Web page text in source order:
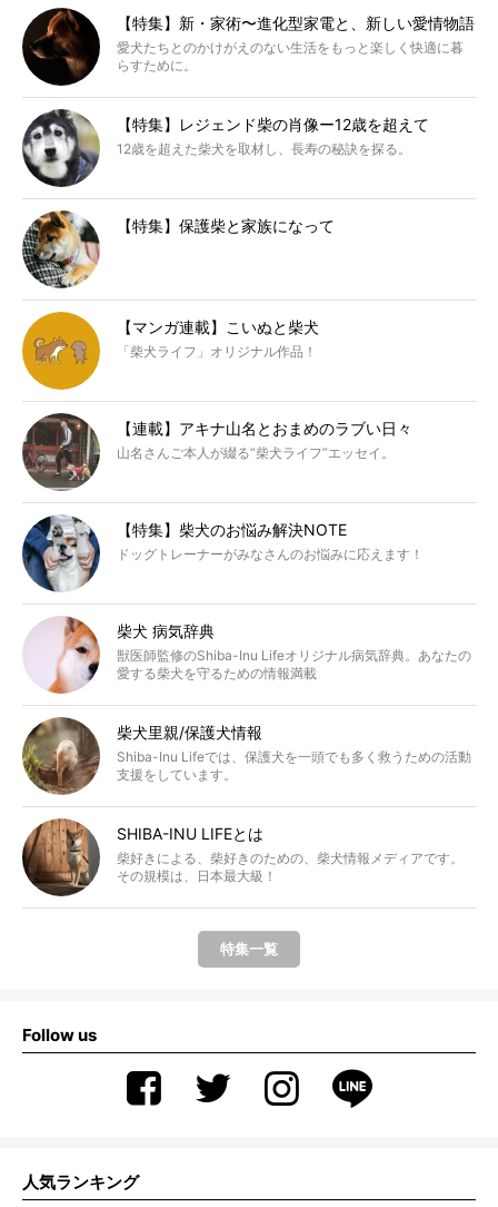
【特集】新・家術〜進化型家電と、新しい愛情物語
愛犬たちとのかけがえのない生活をもっと楽しく快適に暮
らすために。
【特集】レジェンド柴の肖像ー12歳を超えて
12歳を超えた柴犬を取材し、長寿の秘訣を探る。
【特集】保護柴と家族になって
【マンガ連載】こいぬと柴犬
「柴犬ライフ」オリジナル作品！
【連載】アキナ山名とおまめのラブい日々
山名さんご本人が綴る“柴犬ライフ”エッセイ。
【特集】柴犬のお悩み解決NOTE
ドッグトレーナーがみなさんのお悩みに応えます！
柴犬 病気辞典
獣医師監修のShiba-Inu Lifeオリジナル病気辞典。あなたの
愛する柴犬を守るための情報満載
柴犬里親/保護犬情報
Shiba-Inu Lifeでは、保護犬を一頭でも多く救うための活動
支援をしています。
SHIBA-INU LIFEとは
柴好きによる、柴好きのための、柴犬情報メディアです。
その規模は、日本最大級！
特集一覧
Follow us
人気ランキング